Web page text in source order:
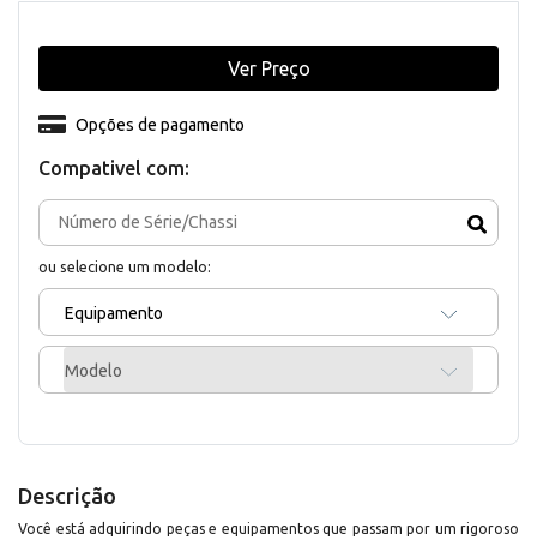
Compativel com:
ou selecione um modelo:
Equipamento
Modelo
Opções de pagamento
Ver Preço
Descrição
Você está adquirindo peças e equipamentos que passam por um rigoroso